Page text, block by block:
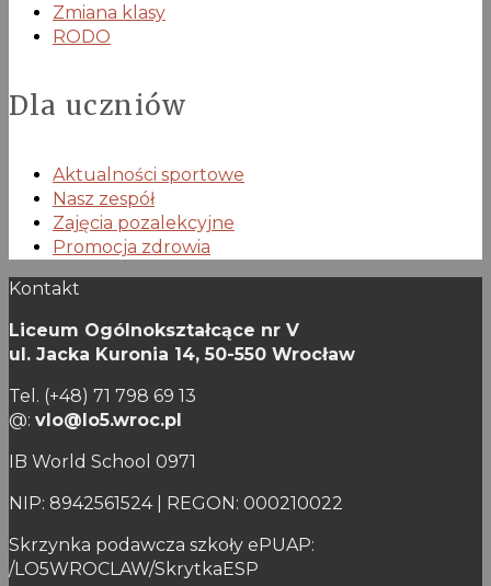
Zmiana klasy
RODO
Dla uczniów
Aktualności sportowe
Nasz zespół
Zajęcia pozalekcyjne
Promocja zdrowia
Kontakt
Liceum Ogólnokształcące nr V
ul. Jacka Kuronia 14, 50-550 Wrocław
Tel. (+48) 71 798 69 13
@: vlo@lo5.wroc.pl
IB World School 0971
NIP: 8942561524 | REGON: 000210022
Skrzynka podawcza szkoły ePUAP:
/LO5WROCLAW/SkrytkaESP